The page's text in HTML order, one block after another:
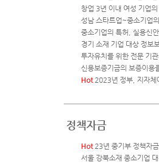
창업 3년 이내 여성 기업
성남 스타트업~중소기업
중소기업의 특허, 실용신
경기 소재 기업 대상 정보
투자유치를 위한 전문 기
신용보증기금의 보증이
Hot 2023년 정부, 지자체
정책자금
Hot 23년 중기부 정책자
서울 강북소재 중소기업